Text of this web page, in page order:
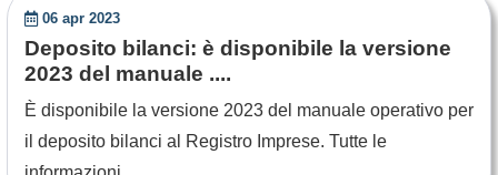
06 apr 2023
Deposito bilanci: è disponibile la versione
2023 del manuale ....
È disponibile la versione 2023 del manuale operativo per
il deposito bilanci al Registro Imprese. Tutte le